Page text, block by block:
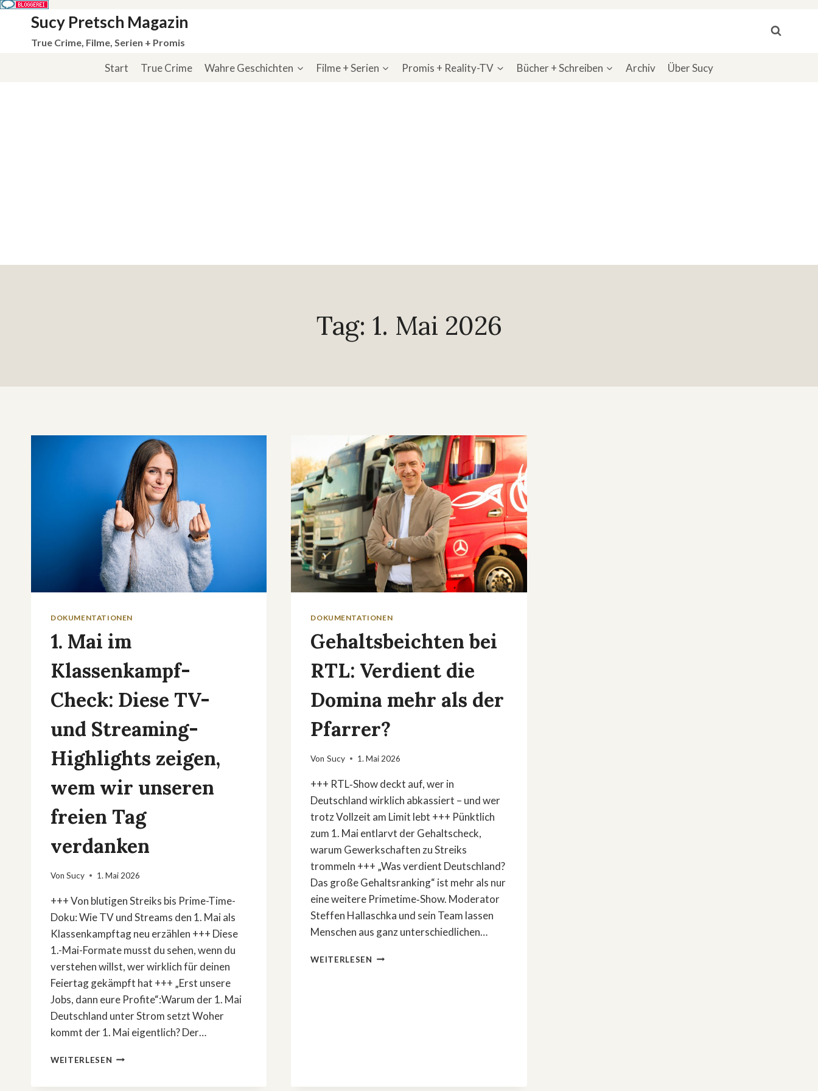
springen
Sucy Pretsch Magazin
True Crime, Filme, Serien + Promis
Start True Crime Wahre Geschichten Filme + Serien Promis + Reality-TV Bücher + Schreiben Archiv Über Sucy
Tag: 1. Mai 2026
DOKUMENTATIONEN
1. Mai im
Klassenkampf-
Check: Diese TV-
und Streaming-
Highlights zeigen,
wem wir unseren
freien Tag
verdanken
Von Sucy 1. Mai 2026
+++ Von blutigen Streiks bis Prime-Time-
Doku: Wie TV und Streams den 1. Mai als
Klassenkampftag neu erzählen +++ Diese
1.-Mai-Formate musst du sehen, wenn du
verstehen willst, wer wirklich für deinen
Feiertag gekämpft hat +++ „Erst unsere
Jobs, dann eure Profite“:Warum der 1. Mai
Deutschland unter Strom setzt Woher
kommt der 1. Mai eigentlich? Der…
WEITERLESEN
DOKUMENTATIONEN
Gehaltsbeichten bei
RTL: Verdient die
Domina mehr als der
Pfarrer?
Von Sucy 1. Mai 2026
+++ RTL‑Show deckt auf, wer in
Deutschland wirklich abkassiert – und wer
trotz Vollzeit am Limit lebt +++ Pünktlich
zum 1. Mai entlarvt der Gehaltscheck,
warum Gewerkschaften zu Streiks
trommeln +++ „Was verdient Deutschland?
Das große Gehaltsranking“ ist mehr als nur
eine weitere Primetime‑Show. Moderator
Steffen Hallaschka und sein Team lassen
Menschen aus ganz unterschiedlichen…
WEITERLESEN GEHALTSBEICHTEN